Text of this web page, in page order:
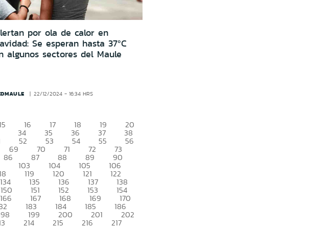
por ola de calor en
Se esperan hasta 37ºC
algunos sectores del Maule
22/12/2024 - 16:34 HRS
16 17 18 19 20
34 35 36 37 38
52 53 54 55 56
69 70 71 72 73
86 87 88 89 90
103 104 105 106
119 120 121 122
134 135 136 137 138
150 151 152 153 154
166 167 168 169 170
183 184 185 186
199 200 201 202
214 215 216 217